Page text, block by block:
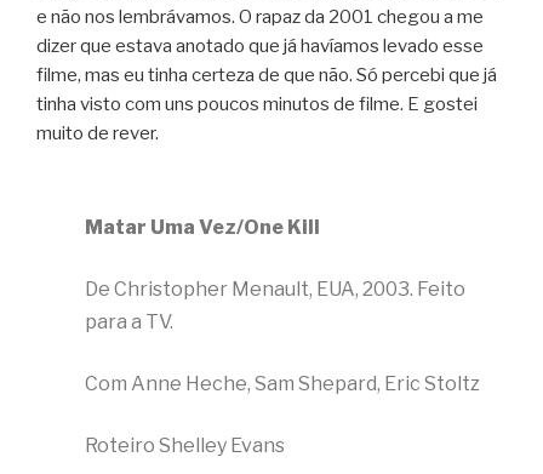
e não nos lembrávamos. O rapaz da 2001 chegou a me
dizer que estava anotado que já havíamos levado esse
filme, mas eu tinha certeza de que não. Só percebi que já
tinha visto com uns poucos minutos de filme. E gostei
muito de rever.
Matar Uma Vez/One Kill
De Christopher Menault, EUA, 2003. Feito
para a TV.
Com Anne Heche, Sam Shepard, Eric Stoltz
Roteiro Shelley Evans